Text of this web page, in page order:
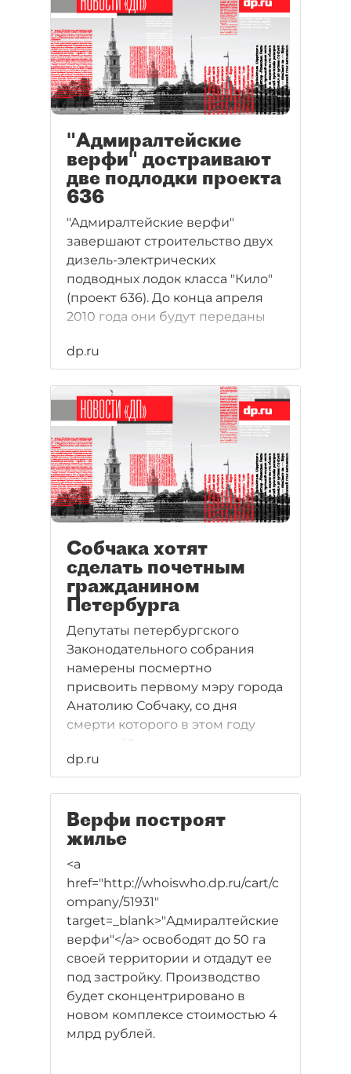
"Адмиралтейские
верфи" достраивают
две подлодки проекта
636
"Адмиралтейские верфи"
завершают строительство двух
дизель-электрических
подводных лодок класса "Кило"
(проект 636). До конца апреля
2010 года они будут переданы
dp.ru
Собчака хотят
сделать почетным
гражданином
Петербурга
Депутаты петербургского
Законодательного собрания
намерены посмертно
присвоить первому мэру города
Анатолию Собчаку, со дня
смерти которого в этом году
"Почетный гражданин Санкт-
Петербурга".
dp.ru
Верфи построят
жилье
<a
href="http://whoiswho.dp.ru/cart/c
ompany/51931"
target=_blank>"Адмиралтейские
верфи"</a> освободят до 50 га
своей территории и отдадут ее
под застройку. Производство
будет сконцентрировано в
новом комплексе стоимостью 4
млрд рублей.